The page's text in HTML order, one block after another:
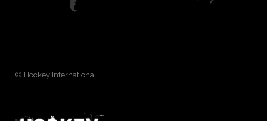
© Hockey International